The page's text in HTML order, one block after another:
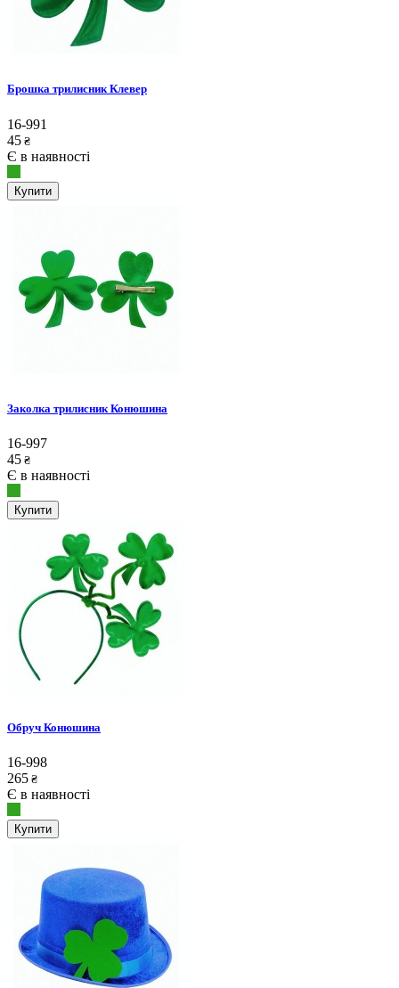
Брошка трилисник Клевер
16-991
45 ₴
Є в наявності
Купити
Заколка трилисник Конюшина
16-997
45 ₴
Є в наявності
Купити
Обруч Конюшина
16-998
265 ₴
Є в наявності
Купити